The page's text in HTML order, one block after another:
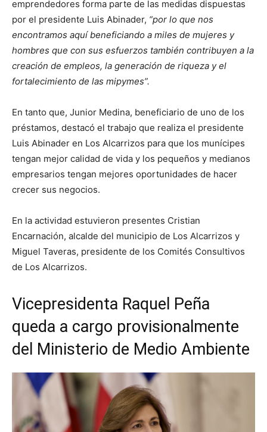
emprendedores forma parte de las medidas dispuestas
por el presidente Luis Abinader, “por lo que nos
encontramos aquí beneficiando a miles de mujeres y
hombres que con sus esfuerzos también contribuyen a la
creación de empleos, la generación de riqueza y el
fortalecimiento de las mipymes”.
En tanto que, Junior Medina, beneficiario de uno de los
préstamos, destacó el trabajo que realiza el presidente
Luis Abinader en Los Alcarrizos para que los munícipes
tengan mejor calidad de vida y los pequeños y medianos
empresarios tengan mejores oportunidades de hacer
crecer sus negocios.
En la actividad estuvieron presentes Cristian
Encarnación, alcalde del municipio de Los Alcarrizos y
Miguel Taveras, presidente de los Comités Consultivos
de Los Alcarrizos.
Vicepresidenta Raquel Peña
queda a cargo provisionalmente
del Ministerio de Medio Ambiente